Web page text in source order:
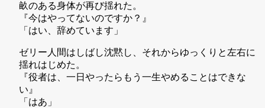
畝のある身体が再び揺れた。
『今はやってないのですか？』
「はい、辞めています」
ゼリー人間はしばし沈黙し、それからゆっくりと左右に
揺れはじめた。
『役者は、一日やったらもう一生やめることはできな
い』
「はあ」